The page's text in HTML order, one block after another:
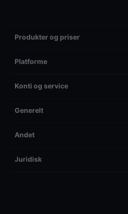
Produkter og priser
Platforme
Konti og service
Generelt
Andet
Juridisk